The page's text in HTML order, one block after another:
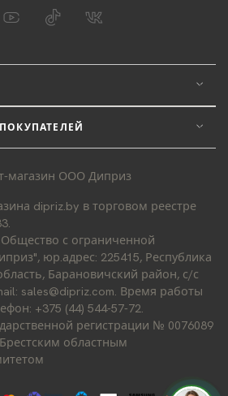
магазин ООО Диприз
dipriz.by в торговом реестре
с ограниченной
юр.адрес: 225415, Республика
Барановичский район, с/с
sales@dipriz.com. Время работы
+375 (44) 544-57-72.
регистрации № 0076089
областным